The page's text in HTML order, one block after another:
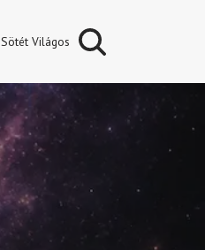
Sötét Világos